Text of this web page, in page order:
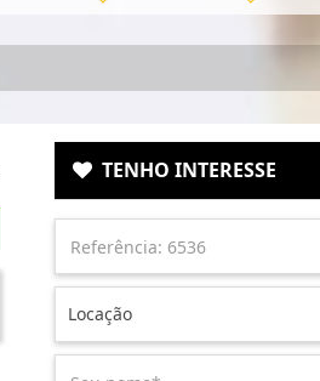
TENHO INTERESSE
Locação